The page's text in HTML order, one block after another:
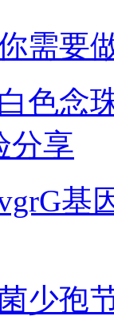
需要
色念
分享
基
少孢